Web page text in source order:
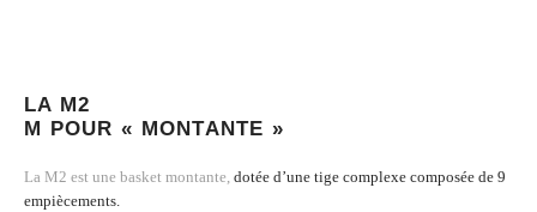
LA M2
M POUR « MONTANTE »
La M2 est une basket montante, dotée d’une tige complexe composée de 9
empiècements.